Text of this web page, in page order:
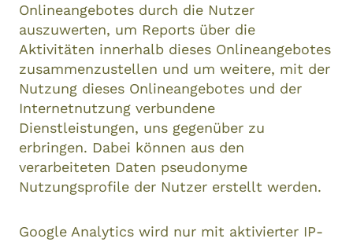
Onlineangebotes durch die Nutzer
auszuwerten, um Reports über die
Aktivitäten innerhalb dieses Onlineangebotes
zusammenzustellen und um weitere, mit der
Nutzung dieses Onlineangebotes und der
Internetnutzung verbundene
Dienstleistungen, uns gegenüber zu
erbringen. Dabei können aus den
verarbeiteten Daten pseudonyme
Nutzungsprofile der Nutzer erstellt werden.
Google Analytics wird nur mit aktivierter IP-